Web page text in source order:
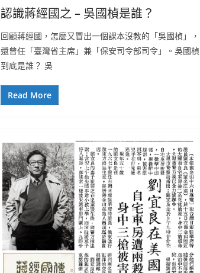
認識蔣經國之 – 吳國楨是誰？
回顧蔣經國，怎麼又冒出一個課本沒教的「吳國楨」，
還曾任「臺灣省主席」兼「保安司令部司令」。吳國楨
到底是誰？ 吳
Read More